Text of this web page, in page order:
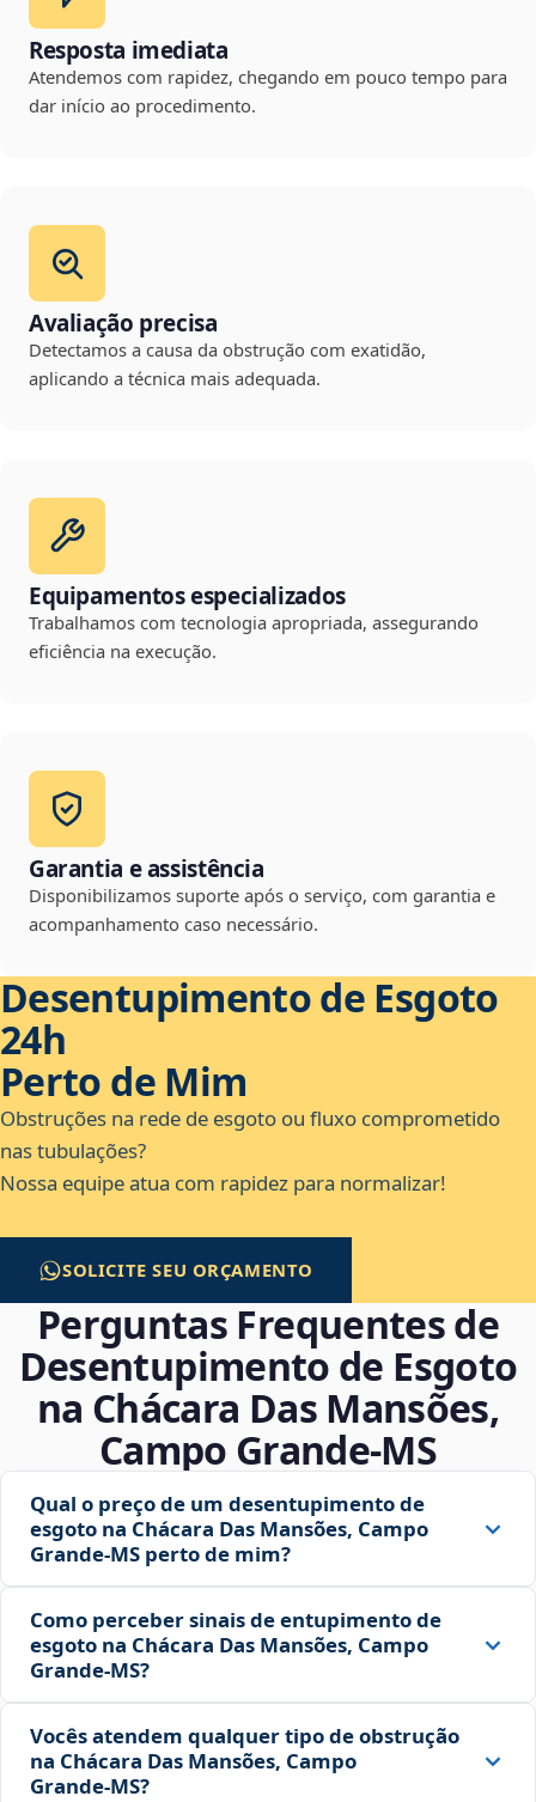
Resposta imediata
Atendemos com rapidez, chegando em pouco tempo para
dar início ao procedimento.
Avaliação precisa
Detectamos a causa da obstrução com exatidão,
aplicando a técnica mais adequada.
Equipamentos especializados
Trabalhamos com tecnologia apropriada, assegurando
eficiência na execução.
Garantia e assistência
Disponibilizamos suporte após o serviço, com garantia e
acompanhamento caso necessário.
Desentupimento de Esgoto
24h
Perto de Mim
Obstruções na rede de esgoto ou fluxo comprometido
nas tubulações?
Nossa equipe atua com rapidez para normalizar!
SOLICITE SEU ORÇAMENTO
Perguntas Frequentes de
Desentupimento de Esgoto
na Chácara Das Mansões,
Campo Grande‑MS
Qual o preço de um desentupimento de
esgoto na Chácara Das Mansões, Campo
Grande‑MS perto de mim?
Como perceber sinais de entupimento de
esgoto na Chácara Das Mansões, Campo
Grande‑MS?
Vocês atendem qualquer tipo de obstrução
na Chácara Das Mansões, Campo
Grande‑MS?